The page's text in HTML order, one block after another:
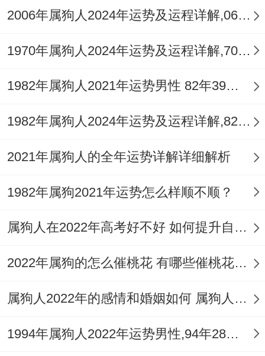
不错的。
只要再事业、感情、财富同健康等方面都做
好相应的准备与应对措施~相信2025会是你
2006年属狗人2024年运势及运程详解,06年出生18岁肖狗人在2024全年每月运势完整版
1970年属狗人2024年运势及运程详解,70年出生54岁肖狗人在2024全年每月运势完整版
1982年属狗人2021年运势男性 82年39岁属狗男2021年每月运程怎么样
1982年属狗人2024年运势及运程详解,82年出生42岁肖狗人在2024全年每月运势完整版
2021年属狗人的全年运势详解详细解析
1982年属狗2021年运势怎么样顺不顺？
属狗人在2022年高考好不好 如何提升自身的考试运
2022年属狗的怎么催桃花 有哪些催桃花的方法
属狗人2022年的感情和婚姻如何 属狗人2022年如何旺桃花
1994年属狗人2022年运势男性,94年28岁属狗男2022年每月运程怎么样